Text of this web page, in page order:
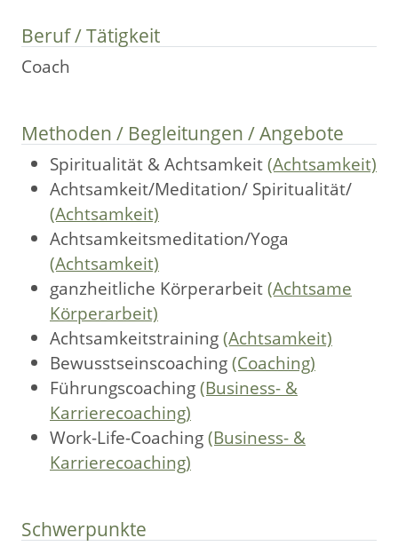
Beruf / Tätigkeit
Coach
Methoden / Begleitungen / Angebote
Spiritualität & Achtsamkeit(Achtsamkeit)
Achtsamkeit/Meditation/ Spiritualität/
(Achtsamkeit)
Achtsamkeitsmeditation/Yoga
(Achtsamkeit)
ganzheitliche Körperarbeit(Achtsame
Körperarbeit)
Achtsamkeitstraining(Achtsamkeit)
Bewusstseinscoaching(Coaching)
Führungscoaching(Business- &
Karrierecoaching)
Work-Life-Coaching(Business- &
Karrierecoaching)
Schwerpunkte